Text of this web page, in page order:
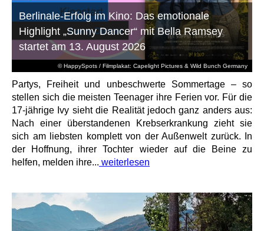
© HappySpots / Filmplakat: Capelight Pictures & Wild Bunch Germany
Berlinale-Erfolg im Kino: Das emotionale
Highlight „Sunny Dancer“ mit Bella Ramsey
startet am 13. August 2026
Partys, Freiheit und unbeschwerte Sommertage – so
stellen sich die meisten Teenager ihre Ferien vor. Für die
17-jährige Ivy sieht die Realität jedoch ganz anders aus:
Nach einer überstandenen Krebserkrankung zieht sie
sich am liebsten komplett von der Außenwelt zurück. In
der Hoffnung, ihrer Tochter wieder auf die Beine zu
helfen, melden ihre... weiterlesen